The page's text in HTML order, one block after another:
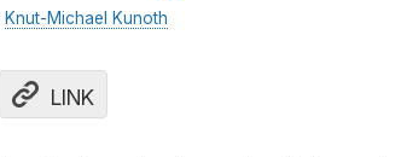
Knut-Michael Kunoth
LINK